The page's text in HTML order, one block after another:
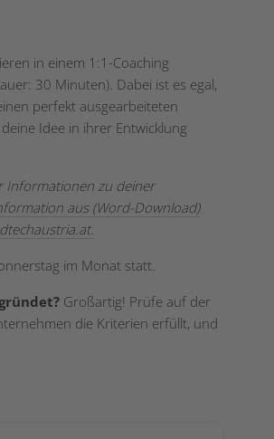
in einem 1:1-Coaching
30 Minuten). Dabei ist es egal,
perfekt ausgearbeiteten
Idee in ihrer Entwicklung
Informationen zu deiner
aus (Word-Download)
im Monat statt.
Großartig! Prüfe auf der
die Kriterien erfüllt, und